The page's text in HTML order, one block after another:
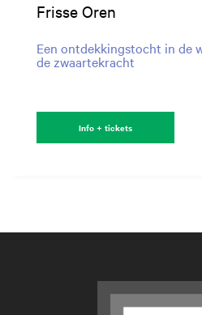
Frisse Oren
Een ontdekkingstocht in de
de zwaartekracht
Info + tickets